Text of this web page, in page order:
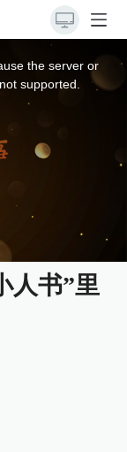
the server or
supported.
人书”里